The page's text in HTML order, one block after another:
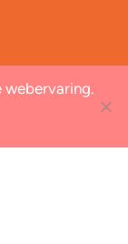
webervaring.